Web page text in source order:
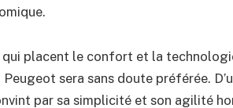
qui placent le confort et la
Peugeot sera sans doute préférée.
par sa simplicité et son agilité